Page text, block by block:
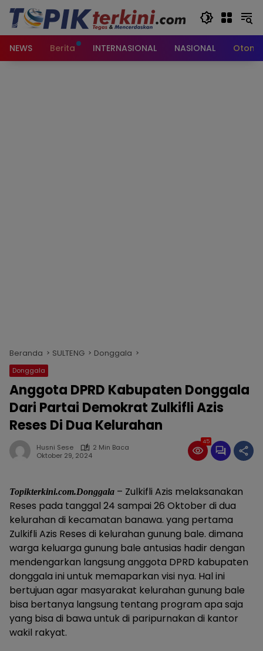
Langsung
konten
NEWS
Berita INTERNASIONAL NASIONAL
Beranda SULTENG Donggala
Donggala
Anggota DPRD Kabupaten Donggala
Dari Partai Demokrat Zulkifli Azis
Reses Di Dua Kelurahan
Husni Sese
2 Min Baca
Oktober 29, 2024
45
Topikterkini.com.Donggala – Zulkifli Azis melaksanakan
Reses pada tanggal 24 sampai 26 Oktober di dua
kelurahan di kecamatan banawa. yang pertama
Zulkifli Azis Reses di kelurahan gunung bale. dimana
warga keluarga gunung bale antusias hadir dengan
mendengarkan langsung anggota DPRD kabupaten
donggala ini untuk memaparkan visi nya. Hal ini
bertujuan agar masyarakat kelurahan gunung bale
bisa bertanya langsung tentang program apa saja
yang bisa di bawa untuk di paripurnakan di kantor
wakil rakyat.